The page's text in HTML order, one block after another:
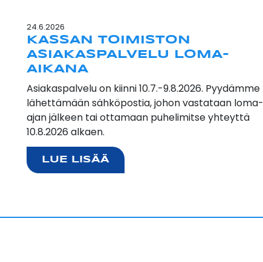
24.6.2026
KASSAN TOIMISTON
ASIAKASPALVELU LOMA-
AIKANA
Asiakaspalvelu on kiinni 10.7.-9.8.2026. Pyydämme
lähettämään sähköpostia, johon vastataan loma-
ajan jälkeen tai ottamaan puhelimitse yhteyttä
10.8.2026 alkaen.
LUE LISÄÄ